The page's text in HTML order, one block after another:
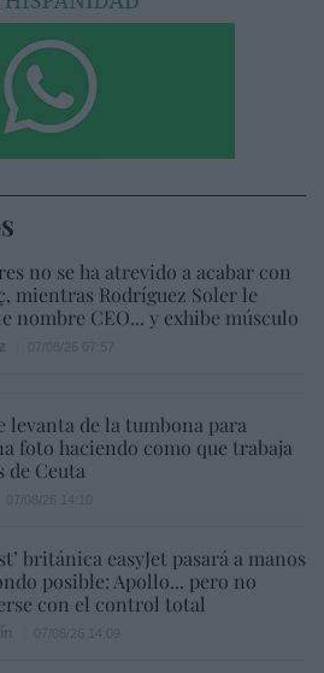
no se ha atrevido a acabar con
mientras Rodríguez Soler le
nombre CEO... y exhibe músculo
levanta de la tumbona para
foto haciendo como que trabaja
de Ceuta
británica easyJet pasará a manos
posible: Apollo... pero no
con el control total